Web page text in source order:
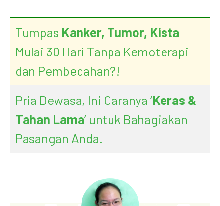
Tumpas Kanker, Tumor, Kista
Mulai 30 Hari Tanpa Kemoterapi
dan Pembedahan?!
Pria Dewasa, Ini Caranya ‘Keras &
Tahan Lama’ untuk Bahagiakan
Pasangan Anda.